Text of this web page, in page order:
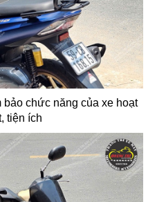
chức năng của xe hoạt
tiện ích